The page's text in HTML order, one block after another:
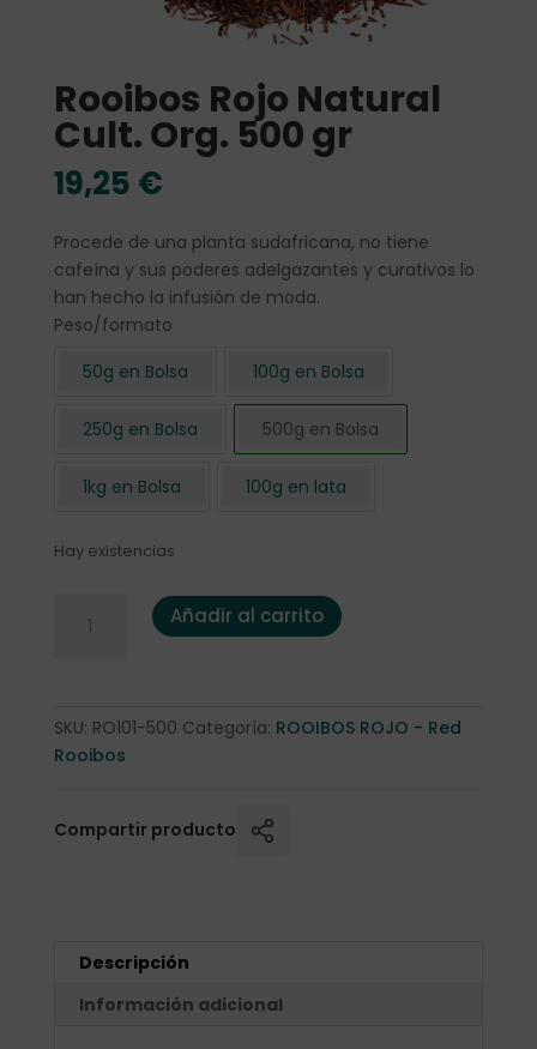
Rooibos Rojo Natural
Cult. Org. 500 gr
19,25 €
Procede de una planta sudafricana, no tiene
cafeína y sus poderes adelgazantes y curativos lo
han hecho la infusión de moda.
Peso/formato
50g en Bolsa
100g en Bolsa
250g en Bolsa 500g en Bolsa
1kg en Bolsa 100g en lata
Hay existencias
Rooibos Rojo Natural Cult. Org. 500 gr cantidad
Añadir al carrito
SKU: RO101-500 Categoría: ROOIBOS ROJO - Red
Rooibos
Compartir producto
Descripción
Información adicional